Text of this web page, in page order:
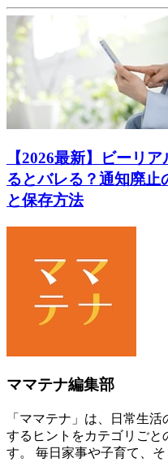
【2026最新】ビーリ
るとバレる？通知廃
と保存方法
ママテナ編集部
「ママテナ」は、日常生
するヒントをカテゴリごと
す。 毎日家事や子育て、